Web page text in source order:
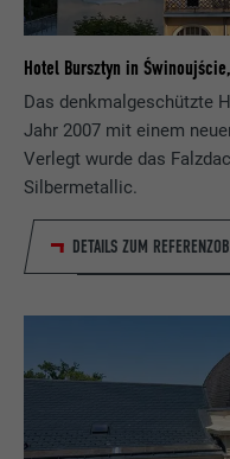
Hotel Bursztyn in
Das denkmalgeschützte
Jahr 2007 mit einem
Verlegt wurde das
Silbermetallic.
DETAILS ZUM